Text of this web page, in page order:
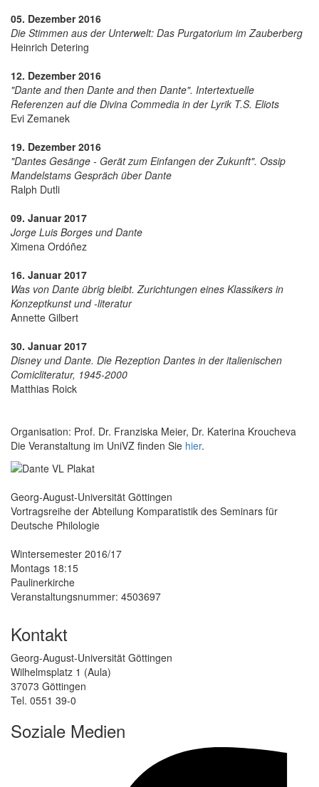
05. Dezember 2016
Die Stimmen aus der Unterwelt: Das Purgatorium im Zauberberg
Heinrich Detering
12. Dezember 2016
"Dante and then Dante and then Dante". Intertextuelle
Referenzen auf die Divina Commedia in der Lyrik T.S. Eliots
Evi Zemanek
19. Dezember 2016
"Dantes Gesänge - Gerät zum Einfangen der Zukunft". Ossip
Mandelstams Gespräch über Dante
Ralph Dutli
09. Januar 2017
Jorge Luis Borges und Dante
Ximena Ordóñez
16. Januar 2017
Was von Dante übrig bleibt. Zurichtungen eines Klassikers in
Konzeptkunst und -literatur
Annette Gilbert
30. Januar 2017
Disney und Dante. Die Rezeption Dantes in der italienischen
Comicliteratur, 1945-2000
Matthias Roick
Organisation: Prof. Dr. Franziska Meier, Dr. Katerina Kroucheva
Die Veranstaltung im UniVZ finden Sie hier.
Georg-August-Universität Göttingen
Vortragsreihe der Abteilung Komparatistik des Seminars für
Deutsche Philologie
Wintersemester 2016/17
Montags 18:15
Paulinerkirche
Veranstaltungsnummer: 4503697
Kontakt
Georg-August-Universität Göttingen
Wilhelmsplatz 1 (Aula)
37073 Göttingen
Tel. 0551 39-0
Soziale Medien